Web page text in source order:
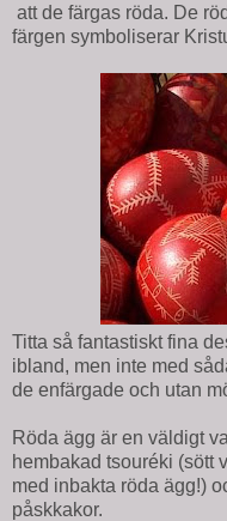
att de färgas röda. De
färgen symboliserar
Titta så fantastiskt fina
ibland, men inte med
de enfärgade och utan
Röda ägg är en väldigt
hembakad tsouréki (sött
med inbakta röda ägg!)
påskkakor.